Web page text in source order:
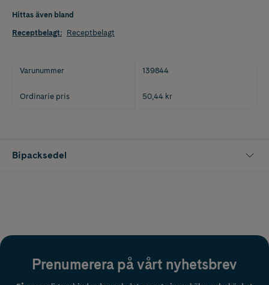
Hittas även bland
Receptbelagt: Receptbelagt
Varunummer 139844
Ordinarie pris 50,44 kr
Bipacksedel
Prenumerera på vårt nyhetsbrev